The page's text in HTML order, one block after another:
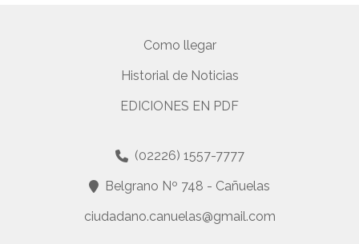
Como llegar
Historial de Noticias
EDICIONES EN PDF
(02226) 1557-7777
Belgrano Nº 748 - Cañuelas
ciudadano.canuelas@gmail.com